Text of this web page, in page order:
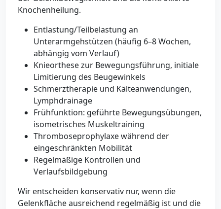
Knochenheilung.
Entlastung/Teilbelastung an
Unterarmgehstützen (häufig 6–8 Wochen,
abhängig vom Verlauf)
Knieorthese zur Bewegungsführung, initiale
Limitierung des Beugewinkels
Schmerztherapie und Kälteanwendungen,
Lymphdrainage
Frühfunktion: geführte Bewegungsübungen,
isometrisches Muskeltraining
Thromboseprophylaxe während der
eingeschränkten Mobilität
Regelmäßige Kontrollen und
Verlaufsbildgebung
Wir entscheiden konservativ nur, wenn die
Gelenkfläche ausreichend regelmäßig ist und die